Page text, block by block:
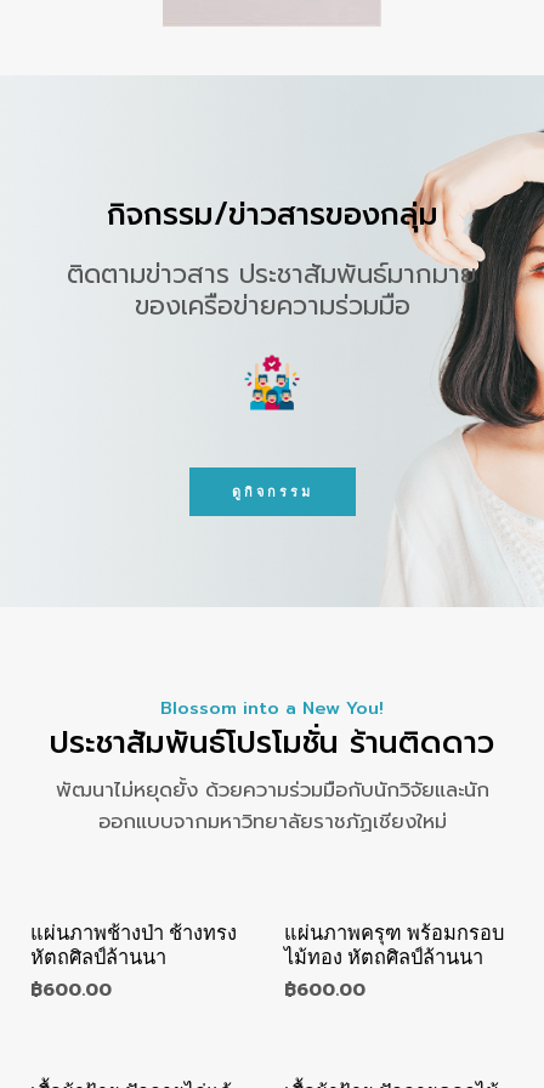
กิจกรรม/ข่าวสารของกลุ่ม
ติดตามข่าวสาร ประชาสัมพันธ์มากมาย
ของเครือข่ายความร่วมมือ
ดูกิจกรรม
Blossom into a New You!
ประชาสัมพันธ์โปรโมชั่น ร้านติดดาว
พัฒนาไม่หยุดยั้ง ด้วยความร่วมมือกับนักวิจัยและนัก
ออกแบบจากมหาวิทยาลัยราชภัฏเชียงใหม่
แผ่นภาพช้างป่า ช้างทรง
หัตถศิลป์ล้านนา
฿600.00
แผ่นภาพครุฑ พร้อมกรอบ
ไม้ทอง หัตถศิลป์ล้านนา
฿600.00